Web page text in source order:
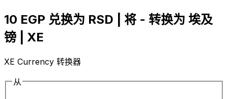
10 EGP 兑换为 RSD | 将 - 转换为 埃及
镑 | XE
XE Currency 转换器
从